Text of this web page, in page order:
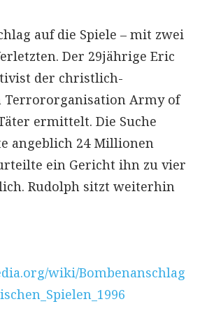
auf die Spiele – mit zwei
Der 29jährige Eric
der christlich-
Terrororganisation Army of
ermittelt. Die Suche
angeblich 24 Millionen
ein Gericht ihn zu vier
Rudolph sitzt weiterhin
wiki/Bombenanschlag